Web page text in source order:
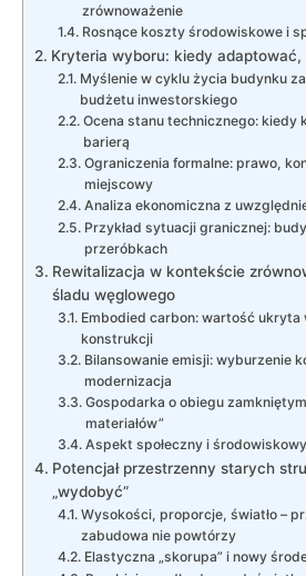
zrównoważenie
Rosnące koszty środowiskowe i
Kryteria wyboru: kiedy
Myślenie w cyklu życia budynku
budżetu inwestorskiego
Ocena stanu technicznego: kiedy
barierą
Ograniczenia formalne: prawo,
miejscowy
Analiza ekonomiczna z
Przykład sytuacji granicznej:
przeróbkach
Rewitalizacja w kontekście
śladu węglowego
Embodied carbon: wartość ukryta
konstrukcji
Bilansowanie emisji: wyburzenie
modernizacja
Gospodarka o obiegu
materiałów”
Aspekt społeczny i
Potencjał przestrzenny starych
„wydobyć”
Wysokości, proporcje, światło –
zabudowa nie powtórzy
Elastyczna „skorupa” i nowy